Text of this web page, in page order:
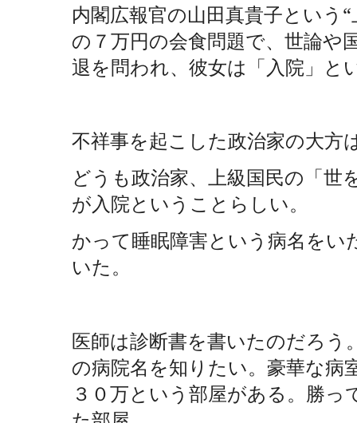
内閣広報官の山田真貴子という
の７万円の会食問題で、世論や
退を問われ、彼女は「入院」と
不祥事を起こした政治家の大方
どうも政治家、上級国民の「世
が入院ということらしい。
かって睡眠障害という病名をい
いた。
医師は診断書を書いたのだろう
の病院名を知りたい。豪華な病
３０万という部屋がある。勝っ